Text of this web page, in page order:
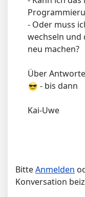
- Oder muss
wechseln und
neu machen?
Über
- bis dann
Kai-Uwe
BitteAnmelden
Konversation